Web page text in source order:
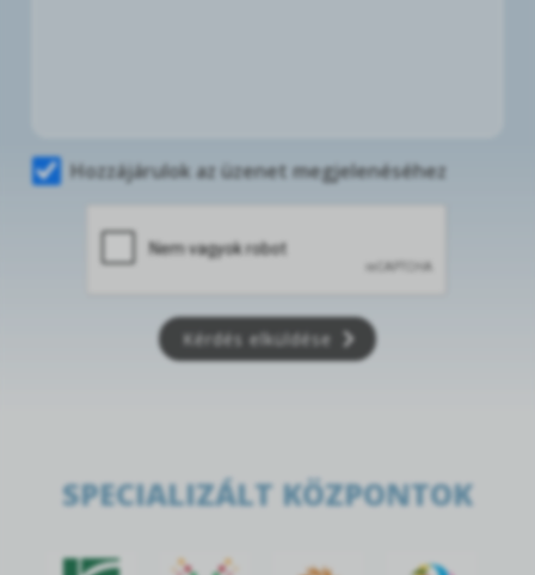
Hozzájárulok az üzenet megjelenéséhez
Kérdés elküldése
SPECIALIZÁLT KÖZPONTOK